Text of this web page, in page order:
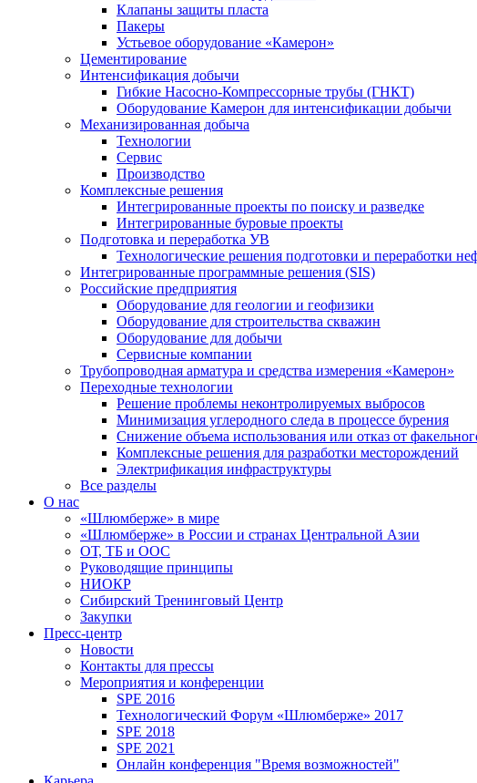
Клапаны защиты пласта
Пакеры
Устьевое оборудование «Камерон»
Цементирование
Интенсификация добычи
Гибкие Насосно-Компрессорные трубы (ГНКТ)
Оборудование Камерон для интенсификации добычи
Механизированная добыча
Технологии
Сервис
Производство
Комплексные решения
Интегрированные проекты по поиску и разведке
Интегрированные буровые проекты
Подготовка и переработка УВ
Технологические решения подготовки и переработки
Интегрированные программные решения (SIS)
Российские предприятия
Оборудование для геологии и геофизики
Оборудование для строительства скважин
Оборудование для добычи
Сервисные компании
Трубопроводная арматура и средства измерения «Камерон»
Переходные технологии
Решение проблемы неконтролируемых выбросов
Минимизация углеродного следа в процессе бурения
Снижение объема использования или отказ от
Комплексные решения для разработки месторождений
Электрификация инфраструктуры
Все разделы
О нас
«Шлюмберже» в мире
«Шлюмберже» в России и странах Центральной Азии
ОТ, ТБ и ООС
Руководящие принципы
НИОКР
Сибирский Тренинговый Центр
Закупки
Пресс-центр
Новости
Контакты для прессы
Мероприятия и конференции
SPE 2016
Технологический Форум «Шлюмберже» 2017
SPE 2018
SPE 2021
Онлайн конференция "Время возможностей"